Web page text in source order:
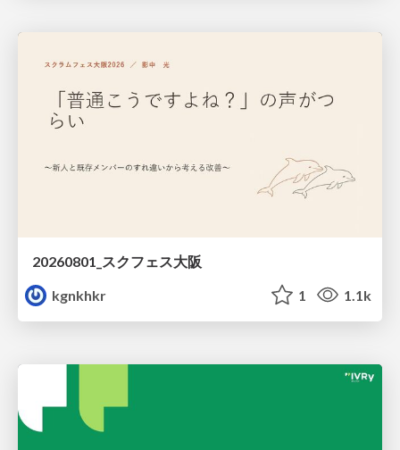
20260801_スクフェス大阪
kgnkhkr
1 1.1k